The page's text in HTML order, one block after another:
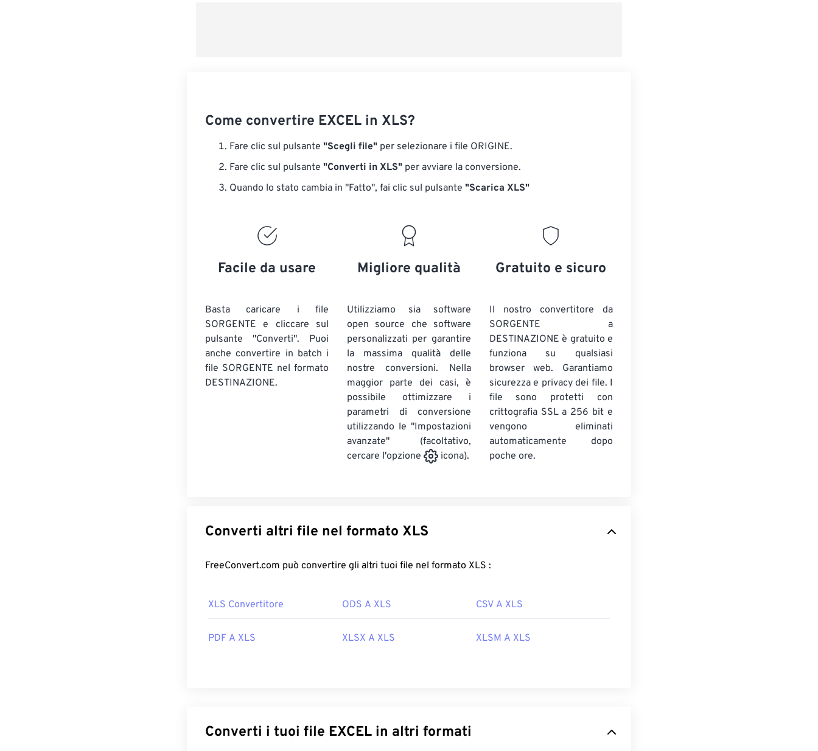
Come convertire EXCEL in XLS?
Fare clic sul pulsante "Scegli file" per selezionare i file ORIGINE.
Fare clic sul pulsante "Converti in XLS" per avviare la conversione.
Quando lo stato cambia in "Fatto", fai clic sul pulsante "Scarica XLS"
Facile da usare
Basta caricare i file
SORGENTE e cliccare sul
pulsante "Converti". Puoi
anche convertire in batch i
file SORGENTE nel formato
DESTINAZIONE.
Migliore qualità
Utilizziamo sia software
open source che software
personalizzati per garantire
la massima qualità delle
nostre conversioni. Nella
maggior parte dei casi, è
possibile ottimizzare i
parametri di conversione
utilizzando le "Impostazioni
avanzate" (facoltativo,
cercare l'opzione
icona).
Gratuito e sicuro
Il nostro convertitore da
SORGENTE a
DESTINAZIONE è gratuito e
funziona su qualsiasi
browser web. Garantiamo
sicurezza e privacy dei file. I
file sono protetti con
crittografia SSL a 256 bit e
vengono eliminati
automaticamente dopo
poche ore.
Converti altri file nel formato XLS
FreeConvert.com può convertire gli altri tuoi file nel formato XLS :
XLS Convertitore ODS A XLS CSV A XLS
PDF A XLS XLSX A XLS XLSM A XLS
Converti i tuoi file EXCEL in altri formati